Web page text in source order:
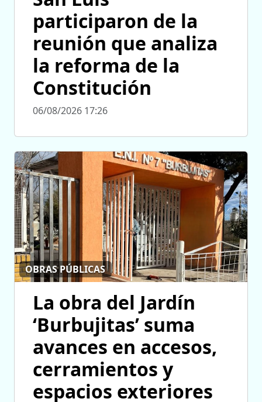
participaron de la
reunión que analiza
la reforma de la
Constitución
06/08/2026 17:26
OBRAS PÚBLICAS
La obra del Jardín
‘Burbujitas’ suma
avances en accesos,
cerramientos y
espacios exteriores